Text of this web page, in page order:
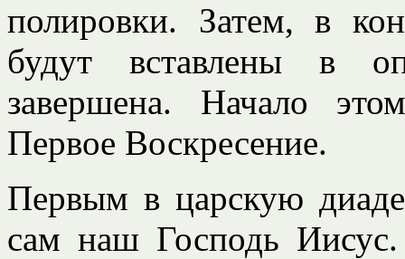
полировки. Затем, в
будут вставлены в
завершена. Начало
Первое Воскресение.
Первым в царскую
сам наш Господь